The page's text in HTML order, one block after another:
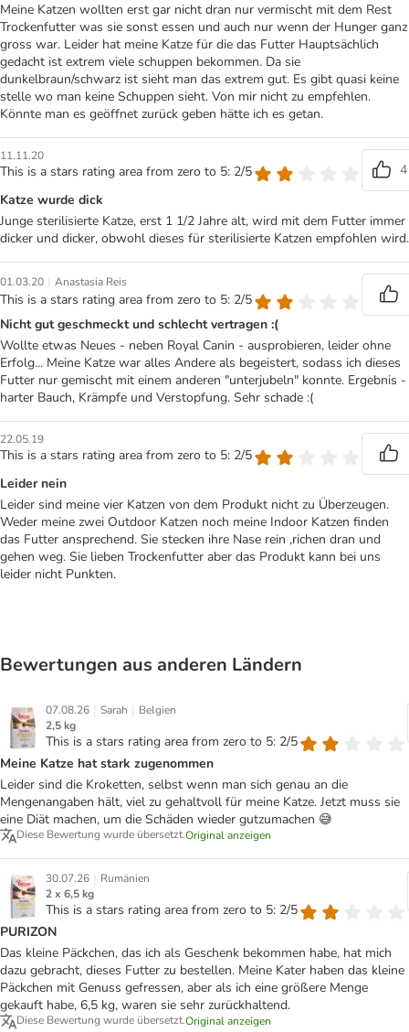
Meine Katzen wollten erst gar nicht dran nur vermischt mit dem Rest
Trockenfutter was sie sonst essen und auch nur wenn der Hunger ganz
gross war. Leider hat meine Katze für die das Futter Hauptsächlich
gedacht ist extrem viele schuppen bekommen. Da sie
dunkelbraun/schwarz ist sieht man das extrem gut. Es gibt quasi keine
stelle wo man keine Schuppen sieht. Von mir nicht zu empfehlen.
Könnte man es geöffnet zurück geben hätte ich es getan.
11.11.20
This is a stars rating area from zero to 5: 2/5
4
Katze wurde dick
Junge sterilisierte Katze, erst 1 1/2 Jahre alt, wird mit dem Futter immer
dicker und dicker, obwohl dieses für sterilisierte Katzen empfohlen wird.
01.03.20 | Anastasia Reis
This is a stars rating area from zero to 5: 2/5
Nicht gut geschmeckt und schlecht vertragen :(
Wollte etwas Neues - neben Royal Canin - ausprobieren, leider ohne
Erfolg... Meine Katze war alles Andere als begeistert, sodass ich dieses
Futter nur gemischt mit einem anderen "unterjubeln" konnte. Ergebnis -
harter Bauch, Krämpfe und Verstopfung. Sehr schade :(
22.05.19
This is a stars rating area from zero to 5: 2/5
Leider nein
Leider sind meine vier Katzen von dem Produkt nicht zu Überzeugen.
Weder meine zwei Outdoor Katzen noch meine Indoor Katzen finden
das Futter ansprechend. Sie stecken ihre Nase rein ,richen dran und
gehen weg. Sie lieben Trockenfutter aber das Produkt kann bei uns
leider nicht Punkten.
Bewertungen aus anderen Ländern
07.08.26 | Sarah | Belgien
2,5 kg
This is a stars rating area from zero to 5: 2/5
Meine Katze hat stark zugenommen
Leider sind die Kroketten, selbst wenn man sich genau an die
Mengenangaben hält, viel zu gehaltvoll für meine Katze. Jetzt muss sie
eine Diät machen, um die Schäden wieder gutzumachen 😅
Diese Bewertung wurde übersetzt.Original anzeigen
30.07.26 | Rumänien
2 x 6,5 kg
This is a stars rating area from zero to 5: 2/5
PURIZON
Das kleine Päckchen, das ich als Geschenk bekommen habe, hat mich
dazu gebracht, dieses Futter zu bestellen. Meine Kater haben das kleine
Päckchen mit Genuss gefressen, aber als ich eine größere Menge
gekauft habe, 6,5 kg, waren sie sehr zurückhaltend.
Diese Bewertung wurde übersetzt.Original anzeigen